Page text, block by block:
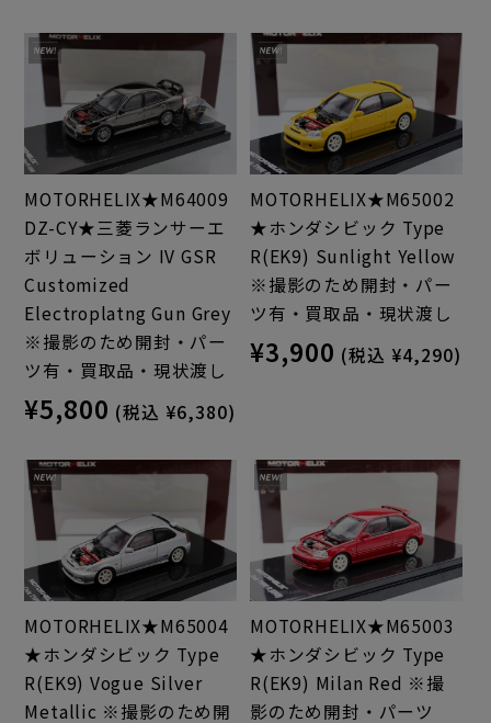
MOTORHELIX★M64009
DZ-CY★三菱ランサーエ
ボリューション IV GSR
Customized
Electroplatng Gun Grey
※撮影のため開封・パー
ツ有・買取品・現状渡し
¥5,800 (税込 ¥6,380)
MOTORHELIX★M65002
★ホンダシビック Type
R(EK9) Sunlight Yellow
※撮影のため開封・パー
ツ有・買取品・現状渡し
¥3,900 (税込 ¥4,290)
MOTORHELIX★M65004
★ホンダシビック Type
R(EK9) Vogue Silver
Metallic ※撮影のため開
MOTORHELIX★M65003
★ホンダシビック Type
R(EK9) Milan Red ※撮
影のため開封・パーツ